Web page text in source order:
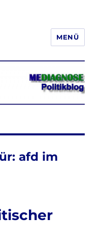
seine
und Bild
zu verbreiten
MENÜ
afd im